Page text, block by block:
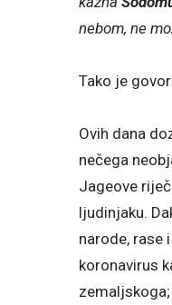
nebom, ne
Tako je
Ovih dana
nečega
Jageove
ljudinjaku.
narode, rase
koronavirus